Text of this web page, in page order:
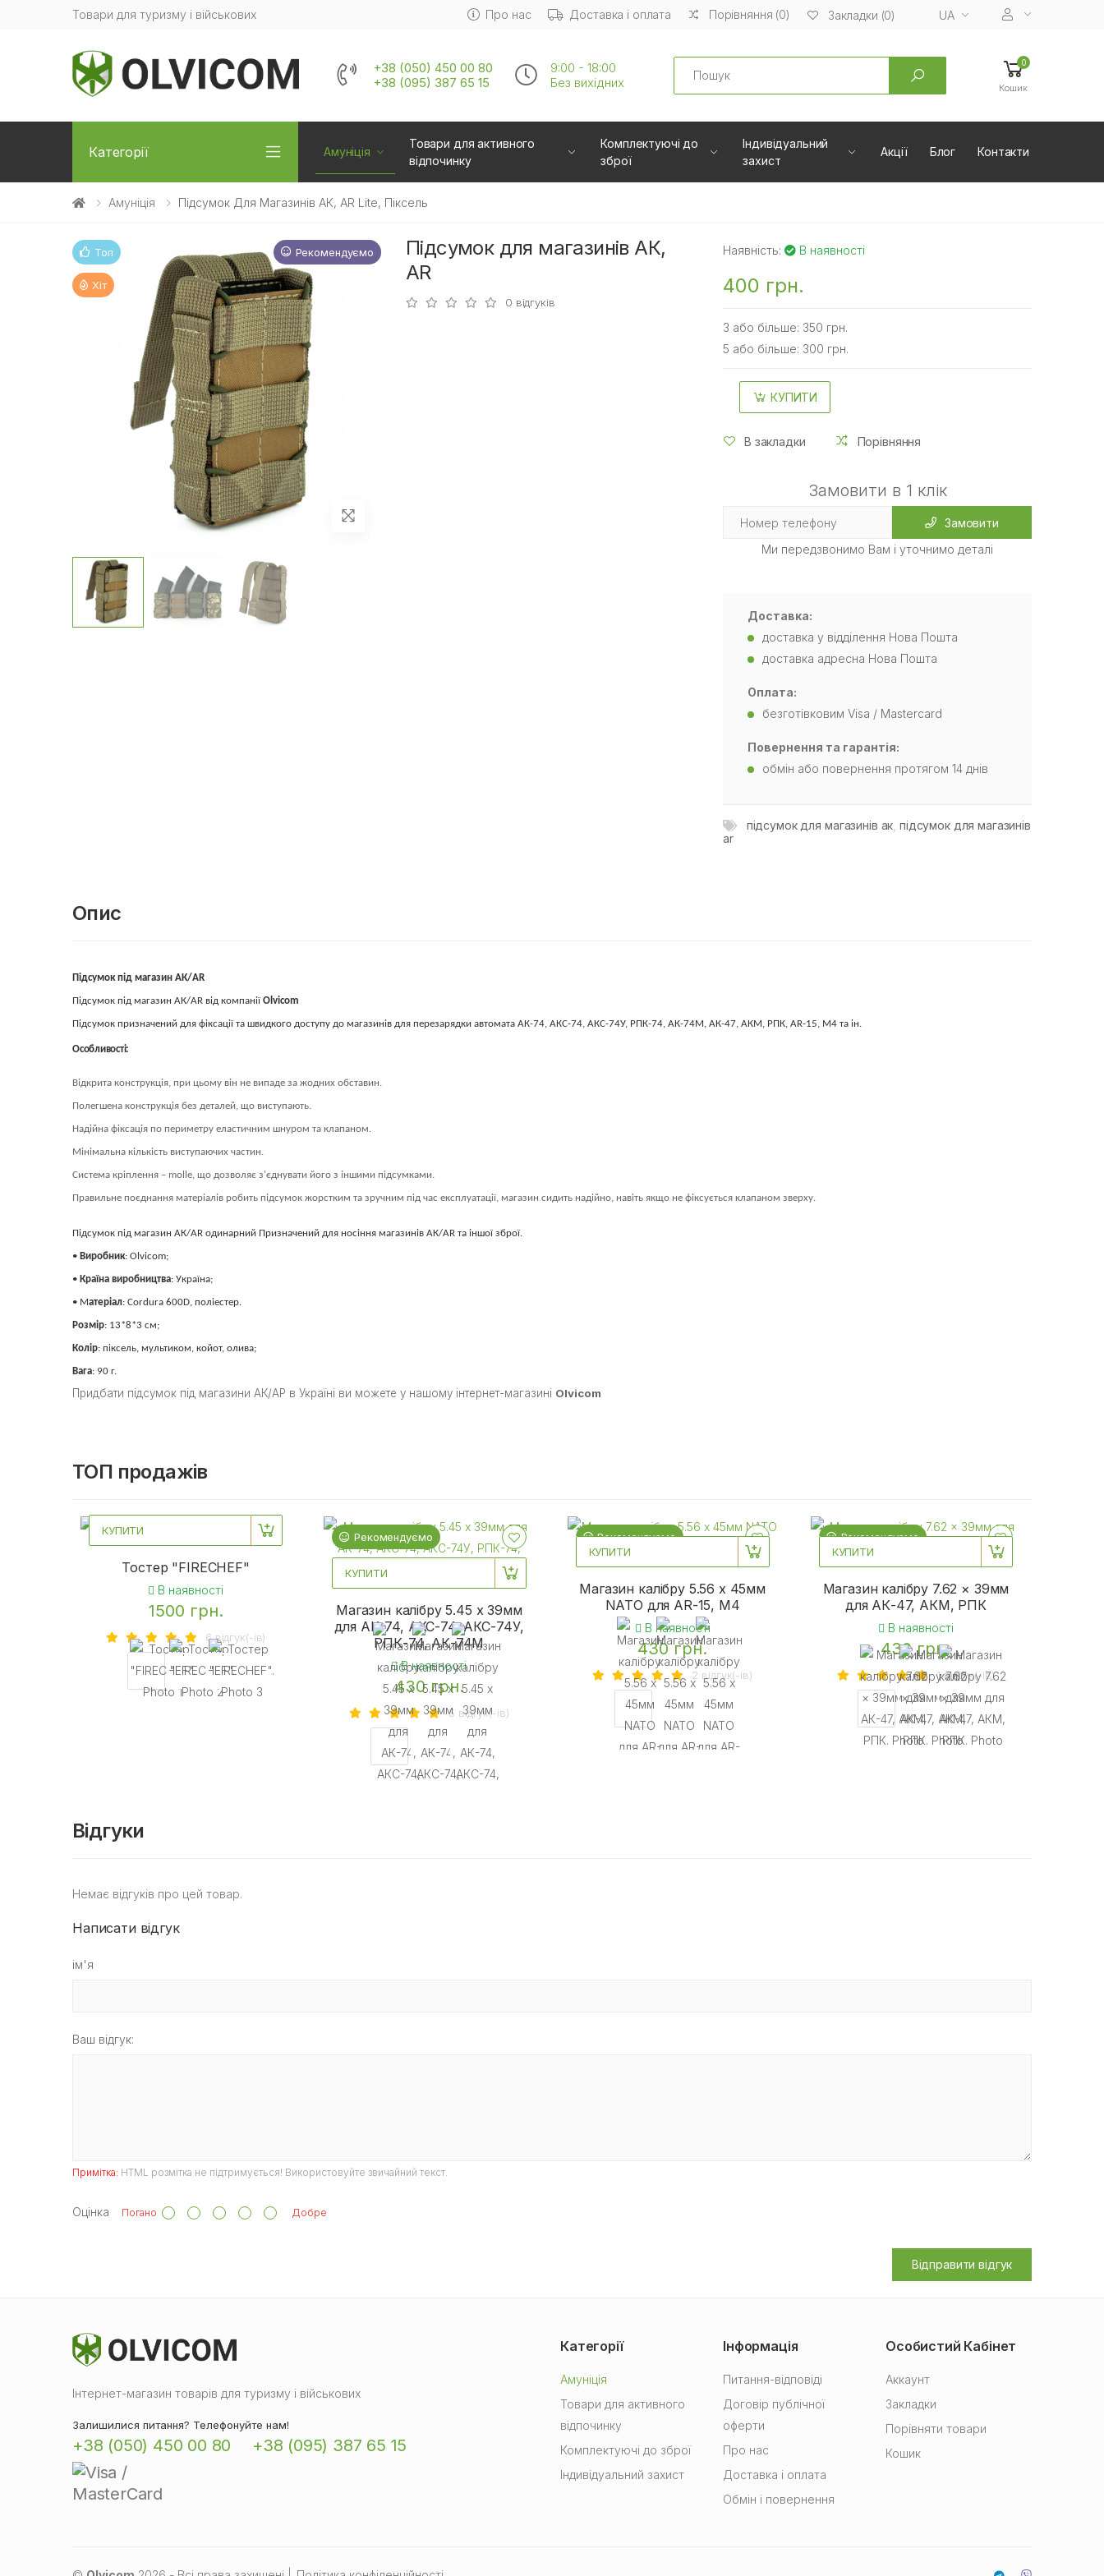
Товари для туризму і військових Про нас Доставка і оплата Порівняння (0) Закладки (0) UA
+38 (050) 450 00 80
+38 (095) 387 65 15
9:00 - 18:00
Без вихiдних
Search 0
Кошик
Категорії Амуніція
Товари для активного
відпочинку
Комплектуючі до
зброї
Індивідуальний
захист
Акції Блог Контакти
Амуніція Підсумок Для Магазинів АК, AR Lite, Піксель
Топ
Хіт
Новинка
Рекомендуємо
Підсумок для магазинів АК,
AR
0 відгуків
Наявність: В наявності
400 грн.
3 або більше: 350 грн.
5 або більше: 300 грн.
КУПИТИ
В закладки Порівняння
Замовити в 1 клік
Замовити
Ми передзвонимо Вам і уточнимо деталі
Доставка:
доставка у відділення Нова Пошта
доставка адресна Нова Пошта
Оплата:
безготівковим Visa / Mastercard
Повернення та гарантія:
обмін або повернення протягом 14 днів
підсумок для магазинів ак, підсумок для магазинів
ar
Опис
Підсумок під магазин АК/AR
Підсумок під магазин АК/AR від компанії Olvicom
Підсумок призначений для фіксації та швидкого доступу до магазинів для перезарядки автомата АК-74, АКС-74, АКС-74У, РПК-74, АК-74М, АК-47, АКМ, РПК, AR-15, M4 та ін.
Особливості:
Відкрита конструкція, при цьому він не випаде за жодних обставин.
Полегшена конструкція без деталей, що виступають.
Надійна фіксація по периметру еластичним шнуром та клапаном.
Мінімальна кількість виступаючих частин.
Система кріплення – molle, що дозволяє з'єднувати його з іншими підсумками.
Правильне поєднання матеріалів робить підсумок жорстким та зручним під час експлуатації, магазин сидить надійно, навіть якщо не фіксується клапаном зверху.
Підсумок під магазин АК/AR одинарний Призначений для носіння магазинів АК/AR та іншої зброї.
• Виробник: Olvicom;
• Країна виробництва: Україна;
• Матеріал: Cordura 600D, поліестер.
Розмір: 13*8*3 см;
Колір: піксель, мультиком, койот, олива;
Вага: 90 г.
Придбати підсумок під магазини АК/АР в Україні ви можете у нашому інтернет-магазині Olvicom
ТОП продажів
Рекомендуємо
КУПИТИ
Тостер "FIRECHEF"
В наявності
1500 грн.
6 вiдгук(-iв)
Рекомендуємо
КУПИТИ
Магазин калібру 5.45 х 39мм
для АК-74, АКС-74, АКС-74У,
РПК-74, АК-74М
В наявності
430 грн.
5 вiдгук(-iв)
Рекомендуємо
КУПИТИ
Магазин калібру 5.56 х 45мм
NATO для AR-15, M4
В наявності
430 грн.
2 вiдгук(-iв)
Рекомендуємо
КУПИТИ
Магазин калібру 7.62 × 39мм
для АК-47, АКМ, РПК
В наявності
430 грн.
1 вiдгук(-iв)
Відгуки
Немає відгуків про цей товар.
Написати відгук
ім'я
Ваш відгук:
Примітка: HTML розмітка не підтримується! Використовуйте звичайний текст.
Оцінка Погано Добре
Відправити відгук
Інтернет-магазин товарів для туризму і військових
Залишилися питання? Телефонуйте нам!
+38 (050) 450 00 80 +38 (095) 387 65 15
Категорії
Амуніція
Товари для активного
відпочинку
Комплектуючі до зброї
Індивідуальний захист
Інформація
Питання-відповіді
Договір публічної
оферти
Про нас
Доставка і оплата
Обмін і повернення
Особистий Кабінет
Аккаунт
Закладки
Порівняти товари
Кошик